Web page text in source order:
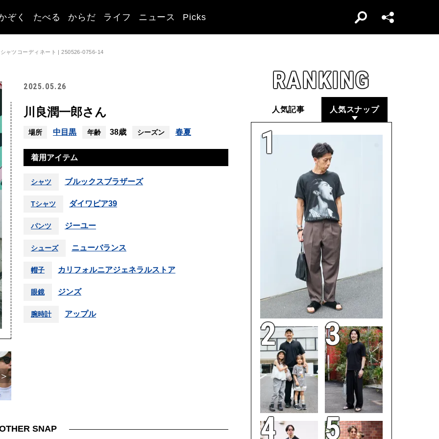
ぞく たべる からだ ライフ ニュース Picks
ャツコーディネート | 250526-0756-14
2025.05.26
川良潤一郎さん
場所 中目黒 年齢 38歳 シーズン 春夏
着用アイテム
シャツ ブルックスブラザーズ
Tシャツ ダイワピア39
パンツ ジーユー
シューズ ニューバランス
帽子 カリフォルニアジェネラルストア
眼鏡 ジンズ
腕時計 アップル
SNAP
RANKING
人気記事 人気スナップ